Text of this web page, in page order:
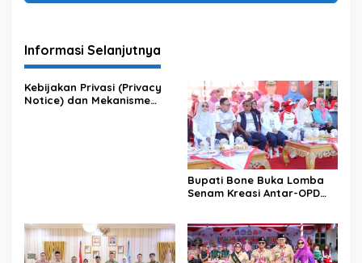
Informasi Selanjutnya
Kebijakan Privasi (Privacy
Notice) dan Mekanisme
Bupati Bone Buka Lomba
Senam Kreasi Antar-OPD